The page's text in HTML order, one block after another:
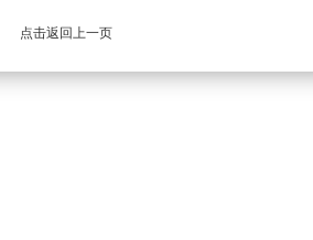
点击返回上一页